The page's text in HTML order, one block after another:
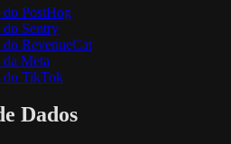
do PostHog
do Sentry
RevenueCat
Meta
do TikTok
Dados